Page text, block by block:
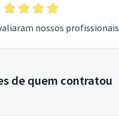
nossos profissionais
de quem contratou